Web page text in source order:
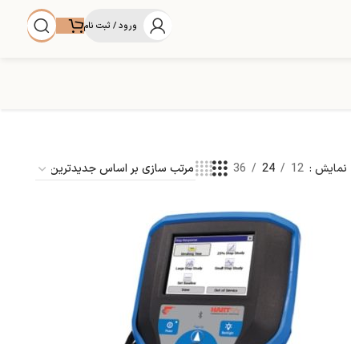
ورود / ثبت نام
نمایش 12
24
36